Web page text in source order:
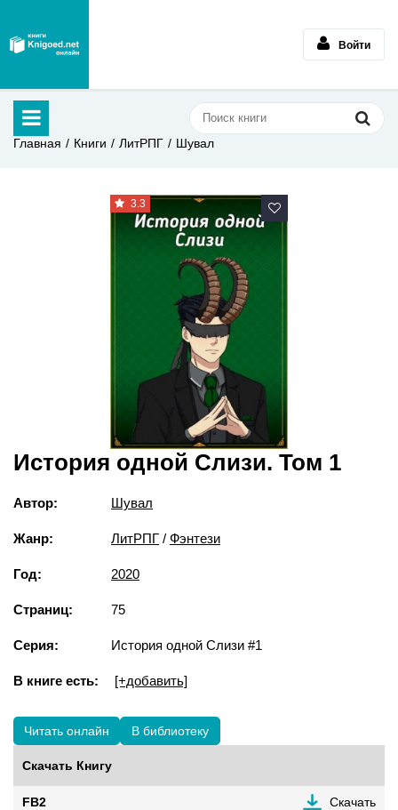
Войти
Главная Книги ЛитРПГ Шувал
3.3
История одной Слизи. Том 1
Автор: Шувал
Жанр: ЛитРПГ / Фэнтези
Год: 2020
Страниц: 75
Серия: История одной Слизи #1
В книге есть: [+добавить]
Читать онлайн В библиотеку
Скачать Книгу
FB2 Скачать